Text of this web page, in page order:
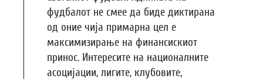
фудбалот не смее да биде диктирана
од оние чија примарна цел е
максимизирање на финансискиот
принос. Интересите на националните
асоцијации, лигите, клубовите,